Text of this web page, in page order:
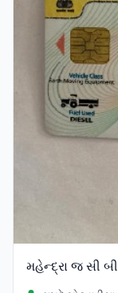
મહેન્દ્રા જ સી બી